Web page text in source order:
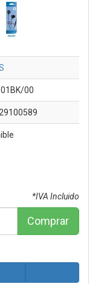
00
*IVA Incluido
Comprar